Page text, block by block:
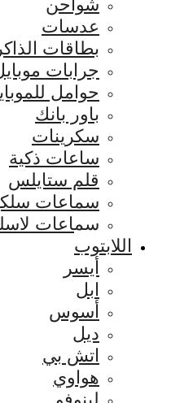
شواحن
عدسات
بطاقات
جرابات
حوامل
باور بانك
سكرينات
ساعات ذكية
قلم ستايلس
سماعات
سماعات
اللابتوب
أيسر
ابل
أسوس
ديل
اتش بي
هواوي